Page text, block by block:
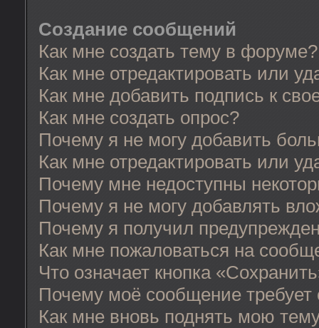
Создание сообщений
Как мне создать тему в форуме?
Как мне отредактировать или
Как мне добавить подпись к
Как мне создать опрос?
Почему я не могу добавить
Как мне отредактировать или
Почему мне недоступны
Почему я не могу добавлять
Почему я получил
Как мне пожаловаться на
Что означает кнопка
Почему моё сообщение требует
Как мне вновь поднять мою